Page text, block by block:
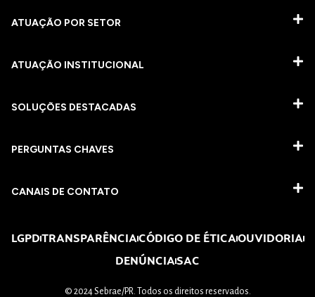
ATUAÇÃO POR SETOR
ATUAÇÃO INSTITUCIONAL
SOLUÇÕES DESTACADAS
PERGUNTAS CHAVES​
CANAIS DE CONTATO
LGPDTRANSPARÊNCIACÓDIGO DE ÉTICAOUVIDORIA
DENÚNCIASAC
© 2024 Sebrae/PR. Todos os direitos reservados.